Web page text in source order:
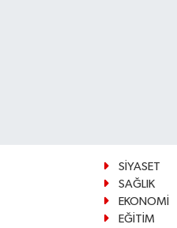
SİYASET
SAĞLIK
EKONOMİ
EĞİTİM